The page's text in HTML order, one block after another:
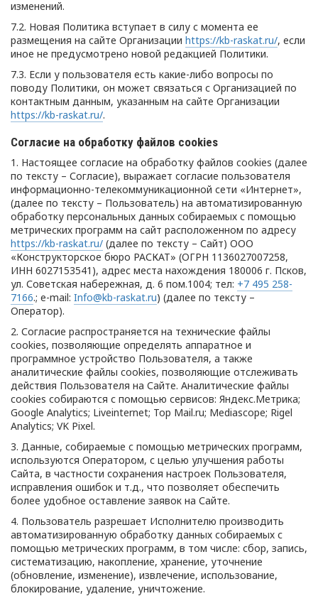
изменений.
7.2. Новая Политика вступает в силу с момента ее
размещения на сайте Организации https://kb-raskat.ru/, если
иное не предусмотрено новой редакцией Политики.
7.3. Если у пользователя есть какие-либо вопросы по
поводу Политики, он может связаться с Организацией по
контактным данным, указанным на сайте Организации
https://kb-raskat.ru/.
Согласие на обработку файлов cookies
1. Настоящее согласие на обработку файлов cookies (далее
по тексту – Согласие), выражает согласие пользователя
информационно-телекоммуникационной сети «Интернет»,
(далее по тексту – Пользователь) на автоматизированную
обработку персональных данных собираемых с помощью
метрических программ на сайт расположенном по адресу
https://kb-raskat.ru/ (далее по тексту – Сайт) ООО
«Конструкторское бюро РАСКАТ» (ОГРН 1136027007258,
ИНН 6027153541), адрес места нахождения 180006 г. Псков,
ул. Советская набережная, д. 6 пом.1004; тел: +7 495 258-
7166.; e-mail: Info@kb-raskat.ru) (далее по тексту –
Оператор).
2. Согласие распространяется на технические файлы
cookies, позволяющие определять аппаратное и
программное устройство Пользователя, а также
аналитические файлы cookies, позволяющие отслеживать
действия Пользователя на Сайте. Аналитические файлы
cookies собираются с помощью сервисов: Яндекс.Метрика;
Google Analytics; Liveinternet; Top Mail.ru; Mediascope; Rigel
Analytics; VK Pixel.
3. Данные, собираемые с помощью метрических программ,
используются Оператором, с целью улучшения работы
Сайта, в частности сохранения настроек Пользователя,
исправления ошибок и т.д., что позволяет обеспечить
более удобное оставление заявок на Сайте.
4. Пользователь разрешает Исполнителю производить
автоматизированную обработку данных собираемых с
помощью метрических программ, в том числе: сбор, запись,
систематизацию, накопление, хранение, уточнение
(обновление, изменение), извлечение, использование,
блокирование, удаление, уничтожение.